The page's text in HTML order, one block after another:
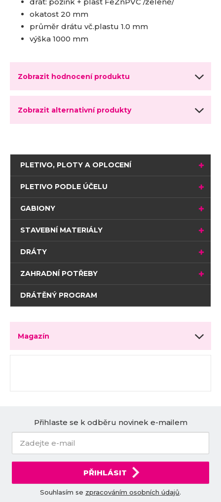
okatost 20 mm
průměr drátu vč.plastu 1.0 mm
výška 1000 mm
Zobrazit hodnocení produktu
Zobrazit alternativní produkty
PLETIVO, PLOTY A OPLOCENÍ
PLETIVO PODLE ÚČELU
GABIONY
STAVEBNÍ MATERIÁLY
DRÁTY
ZAHRADNÍ POTŘEBY
DRÁTĚNÝ PROGRAM
Magazín
Přihlaste se k odběru novinek e-mailem
PŘIHLÁSIT
Souhlasím se zpracováním osobních údajů.